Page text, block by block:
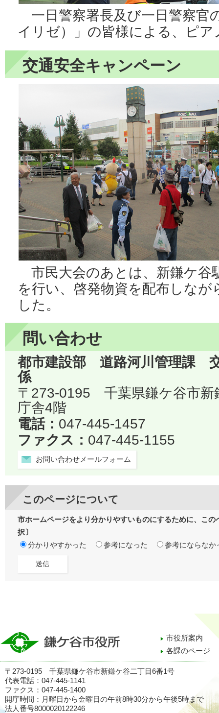
一日警察署長及び一日警察官
イリゼ）」の皆様による、ピ
交通安全キャンペーン
市民大会のあとは、新鎌ケ谷
を行い、啓発物資を配布しな
した。
問い合わせ
都市建設部 道路河川管理課
係
〒273-0195 千葉県鎌ケ谷市
庁舎4階
電話： 047-445-1457
ファクス： 047-445-1155
お問い合わせメールフォーム
このページについて
市ホームページをより分かりやすいものにするために、こ
択〕
分かりやすかった
参考になった 参考にならなか
市役所案内
各課のページ
〒273-0195 千葉県鎌ケ谷市新鎌ケ谷二丁目6番1号
代表電話：047-445-1141
ファクス：047-445-1400
開庁時間：月曜日から金曜日の午前8時30分から午後5時まで
法人番号8000020122246